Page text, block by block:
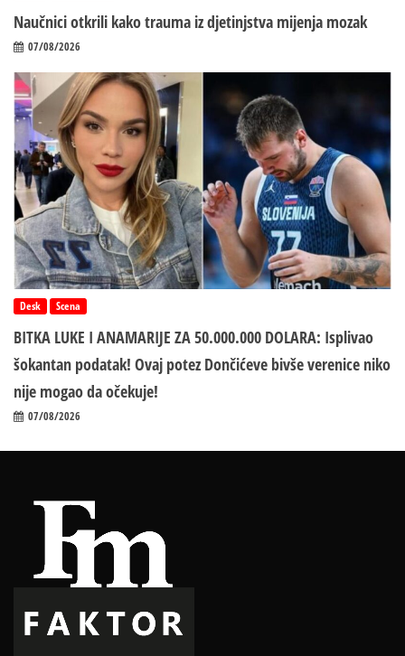
Naučnici otkrili kako trauma iz d‌jetinjstva mijenja mozak
07/08/2026
Desk Scena
BITKA LUKE I ANAMARIJE ZA 50.000.000 DOLARA: Isplivao
šokantan podatak! Ovaj potez Dončićeve bivše verenice niko
nije mogao da očekuje!
07/08/2026